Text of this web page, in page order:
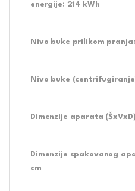
energije: 214 kWh
Nivo buke prilikom
Nivo buke
Dimenzije aparata
Dimenzije spakovanog
cm